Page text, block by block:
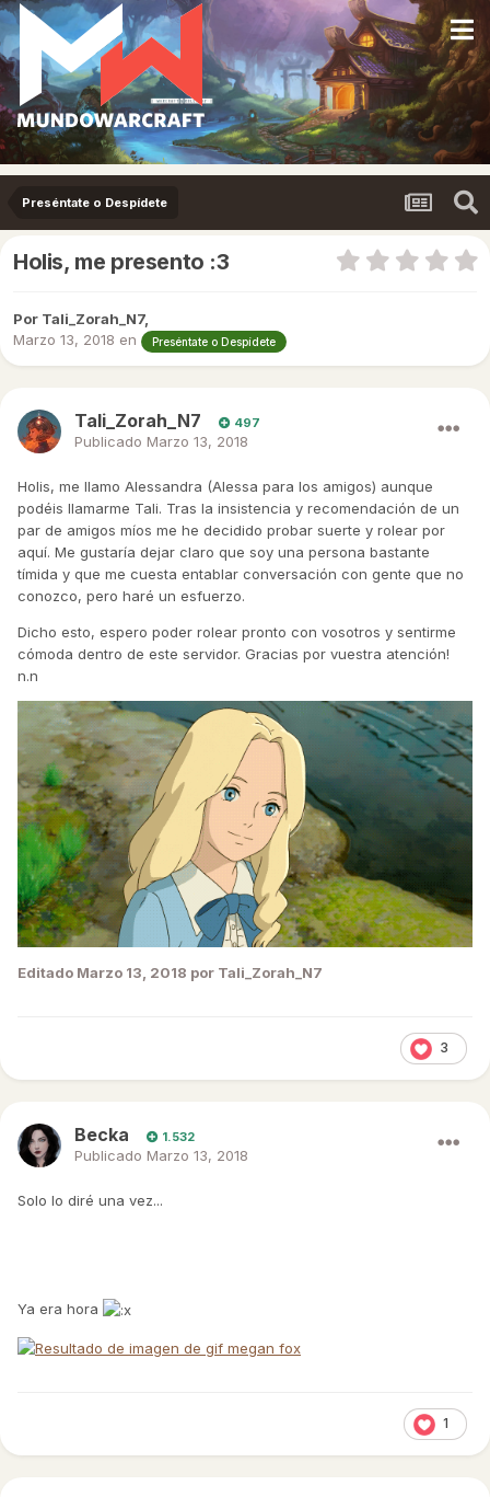
Preséntate o Despídete
Holis, me presento :3
Por Tali_Zorah_N7,
Marzo 13, 2018 en Preséntate o Despídete
Tali_Zorah_N7 497
Publicado Marzo 13, 2018
Holis, me llamo Alessandra (Alessa para los amigos) aunque
podéis llamarme Tali. Tras la insistencia y recomendación de un
par de amigos míos me he decidido probar suerte y rolear por
aquí. Me gustaría dejar claro que soy una persona bastante
tímida y que me cuesta entablar conversación con gente que no
conozco, pero haré un esfuerzo.
Dicho esto, espero poder rolear pronto con vosotros y sentirme
cómoda dentro de este servidor. Gracias por vuestra atención!
n.n
Editado Marzo 13, 2018 por Tali_Zorah_N7
3
Becka 1.532
Publicado Marzo 13, 2018
Solo lo diré una vez...
Ya era hora
1